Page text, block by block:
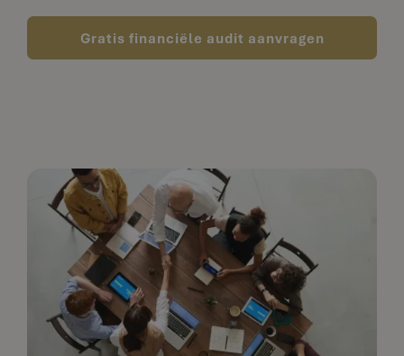
Gratis financiële audit aanvragen